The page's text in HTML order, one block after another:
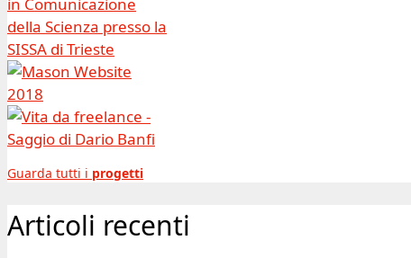
Guarda tutti i progetti
Articoli recenti